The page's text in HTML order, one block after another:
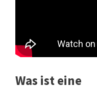
Was ist eine